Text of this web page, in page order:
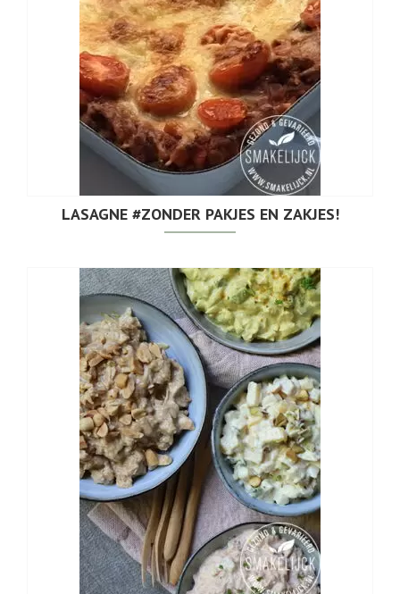
LASAGNE #ZONDER PAKJES EN ZAKJES!